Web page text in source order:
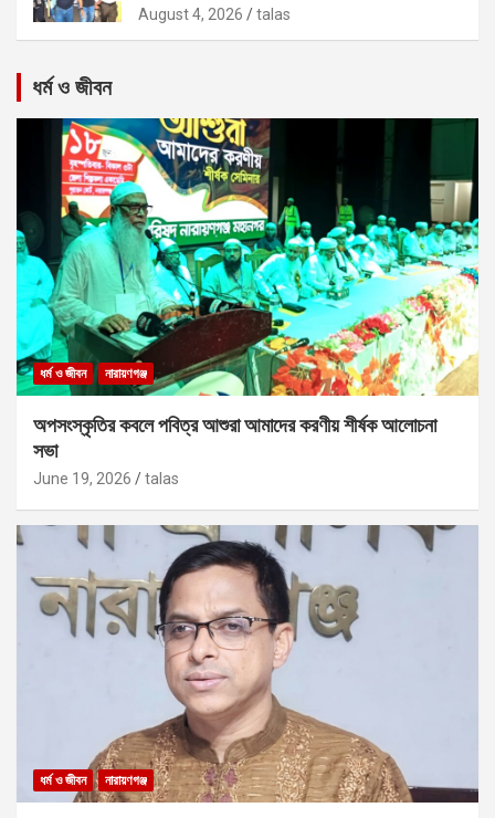
August 4, 2026 talas
ধর্ম ও জীবন
ধর্ম ও জীবন নারায়ণগঞ্জ
অপসংস্কৃতির কবলে পবিত্র আশুরা আমাদের করণীয় শীর্ষক আলোচনা
সভা
June 19, 2026 talas
ধর্ম ও জীবন নারায়ণগঞ্জ